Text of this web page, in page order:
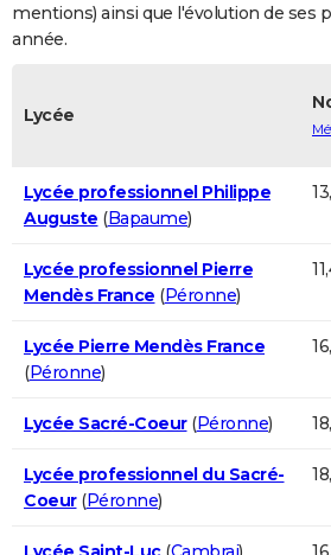
FORUM
mentions) ainsi que l'évolution de ses
année.
Lycée
Lycée professionnel Philippe
Auguste (Bapaume)
Lycée professionnel Pierre
Mendès France (Péronne)
Lycée Pierre Mendès France
(Péronne)
Lycée Sacré-Coeur(Péronne)
Lycée professionnel du Sacré-
Coeur(Péronne)